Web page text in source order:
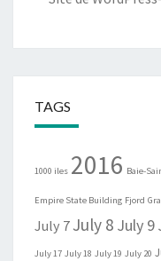
TAGS
1000 iles 2016 Baie-
Empire State Building Fjord
July 7 July 8 July 9
July 17 July 18 July 19 July 20